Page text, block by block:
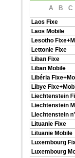
A B C
Laos Fixe
Laos Mobile
Lesotho
Lettonie Fixe
Liban Fixe
Liban Mobile
Libéria
Libye
Liechtenstein
Liechtenstein
Liechtenstein
Lituanie Fixe
Lituanie Mobile
Luxembourg
Luxembourg